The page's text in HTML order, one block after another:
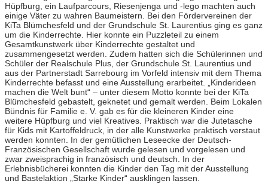
Hüpfburg, ein Laufparcours, Riesenjenga und -lego machten auch
einige Väter zu wahren Baumeistern. Bei den Fördervereinen der
KiTa Blümchesfeld und der Grundschule St. Laurentius ging es ganz
um die Kinderrechte. Hier konnte ein Puzzleteil zu einem
Gesamtkunstwerk über Kinderrechte gestaltet und
zusammengesetzt werden. Zudem hatten sich die Schülerinnen und
Schüler der Realschule Plus, der Grundschule St. Laurentius und
aus der Partnerstadt Sarrebourg im Vorfeld intensiv mit dem Thema
Kinderrechte befasst und eine Ausstellung erarbeitet. „Kinderideen
machen die Welt bunt“ – unter diesem Motto konnte bei der KiTa
Blümchesfeld gebastelt, geknetet und gemalt werden. Beim Lokalen
Bündnis für Familie e. V. gab es für die kleineren Kinder eine
weitere Hüpfburg und viel Kreatives. Praktisch war die Jutetasche
für Kids mit Kartoffeldruck, in der alle Kunstwerke praktisch verstaut
werden konnten. In der gemütlichen Leseecke der Deutsch-
Französischen Gesellschaft wurde gelesen und vorgelesen und
zwar zweisprachig in französisch und deutsch. In der
Erlebnisbücherei konnten die Kinder den Tag mit der Ausstellung
und Bastelaktion „Starke Kinder“ ausklingen lassen.